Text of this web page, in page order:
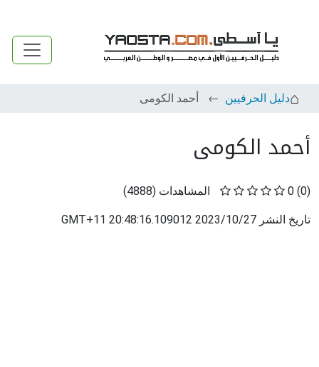
دليل الحرفيين أحمد الكومى
أحمد الكومى
(0)
0 المشاهدات (
4888
)
تاريخ النشر 2023/10/27 20:48:16.109012 GMT+11